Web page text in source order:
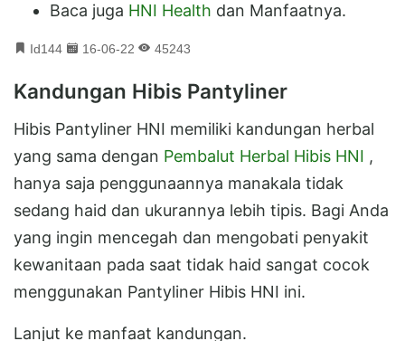
Baca juga HNI Health dan Manfaatnya.
Id144 16-06-22 45243
Kandungan Hibis Pantyliner
Hibis Pantyliner HNI memiliki kandungan herbal
yang sama dengan Pembalut Herbal Hibis HNI ,
hanya saja penggunaannya manakala tidak
sedang haid dan ukurannya lebih tipis. Bagi Anda
yang ingin mencegah dan mengobati penyakit
kewanitaan pada saat tidak haid sangat cocok
menggunakan Pantyliner Hibis HNI ini.
Lanjut ke manfaat kandungan.